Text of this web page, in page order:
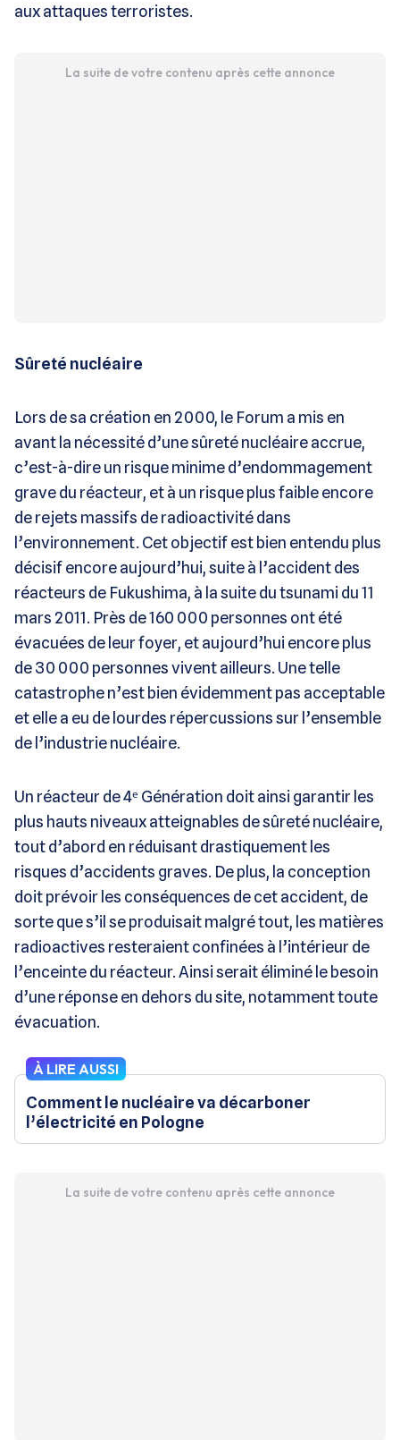
aux attaques terroristes.
La suite de votre contenu après cette annonce
Sûreté nucléaire
Lors de sa création en 2000, le Forum a mis en
avant la nécessité d’une sûreté nucléaire accrue,
c’est-à-dire un risque minime d’endommagement
grave du réacteur, et à un risque plus faible encore
de rejets massifs de radioactivité dans
l’environnement. Cet objectif est bien entendu plus
décisif encore aujourd’hui, suite à l’accident des
réacteurs de Fukushima, à la suite du tsunami du 11
mars 2011. Près de 160 000 personnes ont été
évacuées de leur foyer, et aujourd’hui encore plus
de 30 000 personnes vivent ailleurs. Une telle
catastrophe n’est bien évidemment pas acceptable
et elle a eu de lourdes répercussions sur l’ensemble
de l’industrie nucléaire.
Un réacteur de 4ᵉ Génération doit ainsi garantir les
plus hauts niveaux atteignables de sûreté nucléaire,
tout d’abord en réduisant drastiquement les
risques d’accidents graves. De plus, la conception
doit prévoir les conséquences de cet accident, de
sorte que s’il se produisait malgré tout, les matières
radioactives resteraient confinées à l’intérieur de
l’enceinte du réacteur. Ainsi serait éliminé le besoin
d’une réponse en dehors du site, notamment toute
évacuation.
À LIRE AUSSI
Comment le nucléaire va décarboner
l’électricité en Pologne
La suite de votre contenu après cette annonce